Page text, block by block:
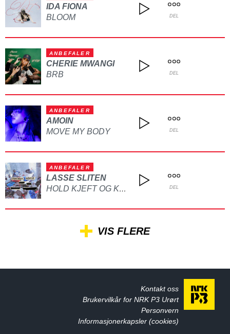
IDA FIONA
BLOOM
DEL
ANBEFALER
CHERIE MWANGI
BRB
DEL
ANBEFALER
AMOIN
MOVE MY BODY
DEL
ANBEFALER
LASSE SLITEN
HOLD KJEFT OG KYSS MEG DEL
VIS FLERE
Kontakt oss
Brukervilkår for NRK P3 Urørt
Personvern
Informasjonerkapsler (cookies)